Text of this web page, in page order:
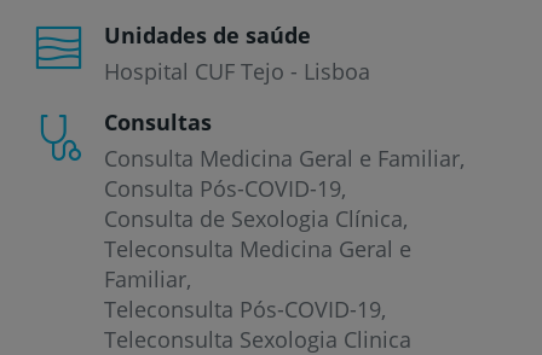
Unidades de saúde
Hospital CUF Tejo - Lisboa
Consultas
Consulta Medicina Geral e Familiar
Consulta Pós-COVID-19
Consulta de Sexologia Clínica
Teleconsulta Medicina Geral e
Familiar
Teleconsulta Pós-COVID-19
Teleconsulta Sexologia Clinica